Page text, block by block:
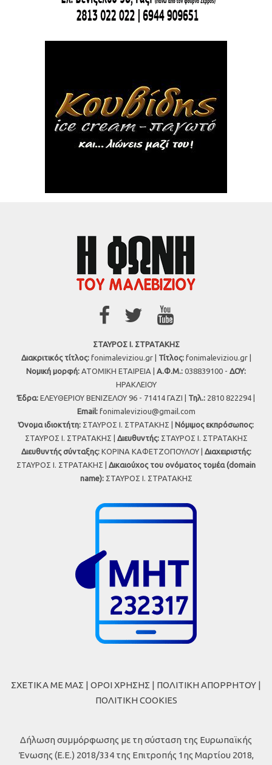
ΣΤΑΥΡΟΣ Ι. ΣΤΡΑΤΑΚΗΣ
Διακριτικός τίτλος:fonimaleviziou.gr | Τίτλος:fonimaleviziou.gr |
Νομική μορφή: ΑΤΟΜΙΚΗ ΕΤΑΙΡΕΙΑ | Α.Φ.Μ.: 038839100 - ΔΟΥ:
ΗΡΑΚΛΕΙΟΥ
Έδρα: ΕΛΕΥΘΕΡΙΟΥ ΒΕΝΙΖΕΛΟΥ 96 - 71414 ΓΑΖΙ | Τηλ.: 2810 822294 |
Εmail: fonimaleviziou@gmail.com
Όνομα ιδιοκτήτη: ΣΤΑΥΡΟΣ Ι. ΣΤΡΑΤΑΚΗΣ | Νόμιμος εκπρόσωπος:
ΣΤΑΥΡΟΣ Ι. ΣΤΡΑΤΑΚΗΣ | Διευθυντής:ΣΤΑΥΡΟΣ Ι. ΣΤΡΑΤΑΚΗΣ
Διευθυντής σύνταξης:ΚΟΡΙΝΑ ΚΑΦΕΤΖΟΠΟΥΛΟΥ | Διαχειριστής:
ΣΤΑΥΡΟΣ Ι. ΣΤΡΑΤΑΚΗΣ | Δικαιούχος του ονόματος τομέα (domain
name):ΣΤΑΥΡΟΣ Ι. ΣΤΡΑΤΑΚΗΣ
ΣΧΕΤΙΚΑ ΜΕ ΜΑΣ | ΟΡΟΙ ΧΡΗΣΗΣ | ΠΟΛΙΤΙΚΗ ΑΠΟΡΡΗΤΟΥ |
ΠΟΛΙΤΙΚΗ COOKIES
Δήλωση συμμόρφωσης με τη σύσταση της Ευρωπαϊκής
Ένωσης (Ε.Ε.) 2018/334 της Επιτροπής 1ης Μαρτίου 2018,